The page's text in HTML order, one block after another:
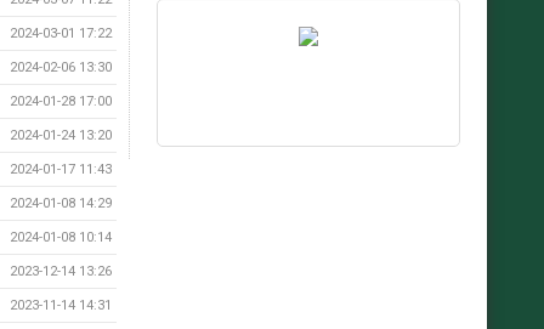
2024-03-01 17:22
2024-02-06 13:30
2024-01-28 17:00
2024-01-24 13:20
2024-01-17 11:43
2024-01-08 14:29
2024-01-08 10:14
2023-12-14 13:26
2023-11-14 14:31